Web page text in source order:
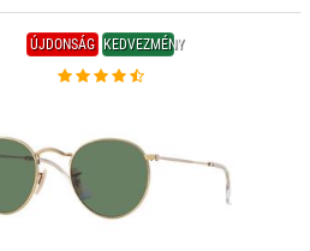
ÚJDONSÁG KEDVEZMÉNY